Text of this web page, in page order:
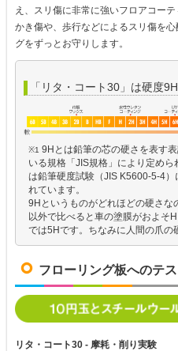
え、スリ傷に非常に強いフロアコー
かき傷や、歩行などによるスリ傷を
グをずっとお守りします。
「リタ・コート30」は硬度
※1 9Hとは鉛筆の芯の硬さを表す
いる規格「JIS規格」により定め
は鉛筆硬度試験（JIS K5600-5-4
れています。
9Hというものがどれほどの硬さ
以外で比べると車の塗膜がおよそ
では5Hです。ちなみに人間の爪の
フローリング板へのテ
リタ・コート30 - 摩耗・削り実験